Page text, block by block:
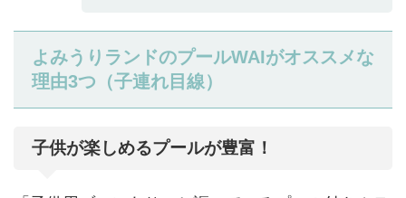
よみうりランドのプールWAIがオススメな
理由3つ（子連れ目線）
子供が楽しめるプールが豊富！